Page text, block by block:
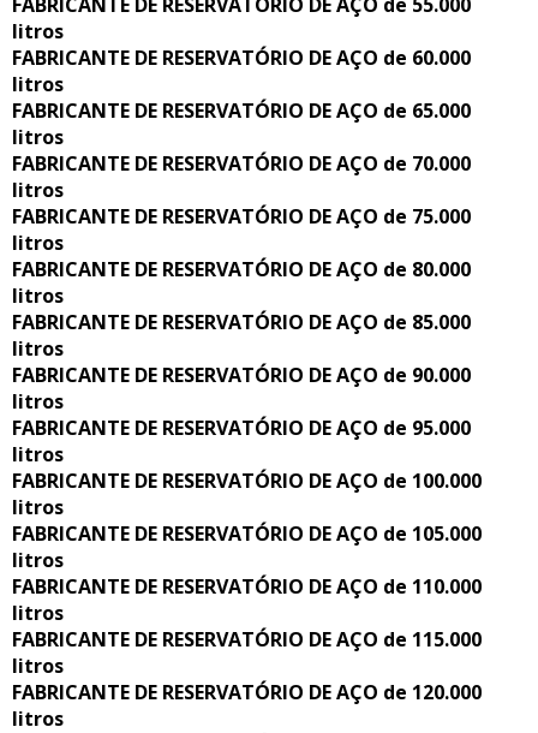
litros
FABRICANTE DE RESERVATÓRIO DE AÇO de 60.000
litros
FABRICANTE DE RESERVATÓRIO DE AÇO de 65.000
litros
FABRICANTE DE RESERVATÓRIO DE AÇO de 70.000
litros
FABRICANTE DE RESERVATÓRIO DE AÇO de 75.000
litros
FABRICANTE DE RESERVATÓRIO DE AÇO de 80.000
litros
FABRICANTE DE RESERVATÓRIO DE AÇO de 85.000
litros
FABRICANTE DE RESERVATÓRIO DE AÇO de 90.000
litros
FABRICANTE DE RESERVATÓRIO DE AÇO de 95.000
litros
FABRICANTE DE RESERVATÓRIO DE AÇO de 100.000
litros
FABRICANTE DE RESERVATÓRIO DE AÇO de 105.000
litros
FABRICANTE DE RESERVATÓRIO DE AÇO de 110.000
litros
FABRICANTE DE RESERVATÓRIO DE AÇO de 115.000
litros
FABRICANTE DE RESERVATÓRIO DE AÇO de 120.000
litros